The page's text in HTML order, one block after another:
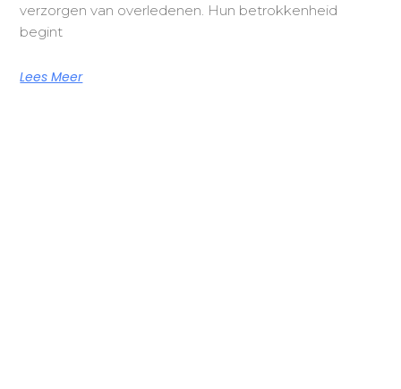
verzorgen van overledenen. Hun betrokkenheid
begint
Lees Meer